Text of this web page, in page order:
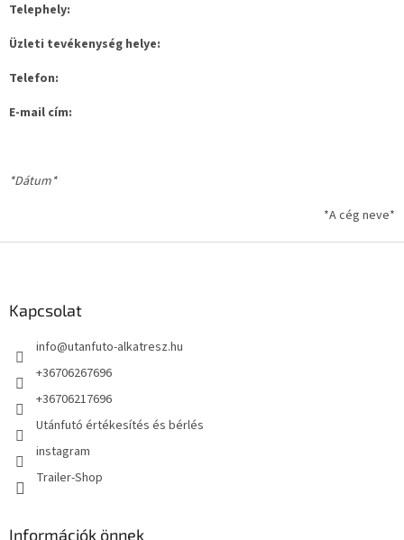
Telephely:
Üzleti tevékenység helye:
Telefon:
E-mail cím:
*Dátum*
*A cég neve*
Kapcsolat
info@utanfuto-alkatresz.hu
+36706267696
+36706217696
Utánfutó értékesítés és bérlés
instagram
Trailer-Shop
Információk önnek